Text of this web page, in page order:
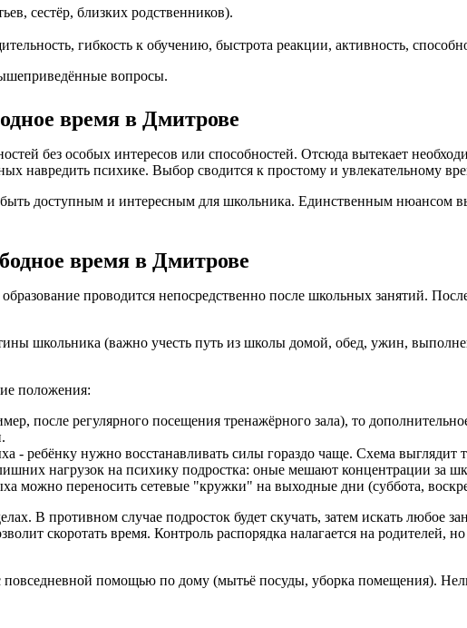
сестёр, близких родственников).
гибкость к обучению, быстрота реакции, активность,
вопросы.
время в Дмитрове
без особых интересов или способностей. Отсюда вытекает
навредить психике. Выбор сводится к простому и увлекательному
доступным и интересным для школьника. Единственным нюансом
время в Дмитрове
проводится непосредственно после школьных занятий.
школьника (важно учесть путь из школы домой, обед, ужин,
положения:
после регулярного посещения тренажёрного зала), то
- ребёнку нужно восстанавливать силы гораздо чаще. Схема
нагрузок на психику подростка: оные мешают концентрации за
можно переносить сетевые "кружки" на выходные дни (суббота,
В противном случае подросток будет скучать, затем искать любое
скоротать время. Контроль распорядка налагается на родителей,
помощью по дому (мытьё посуды, уборка помещения).